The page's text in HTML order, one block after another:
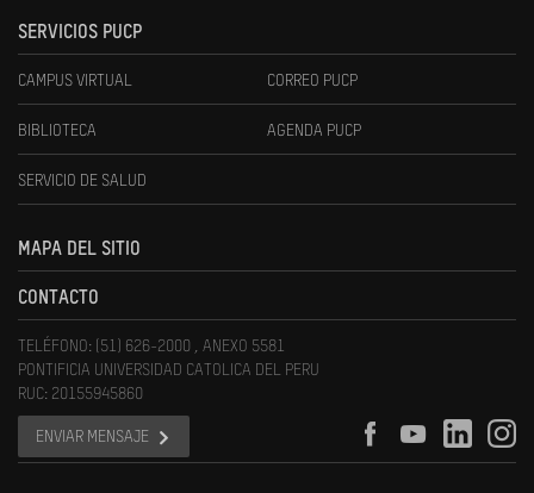
SERVICIOS PUCP
CAMPUS VIRTUAL CORREO PUCP
BIBLIOTECA AGENDA PUCP
SERVICIO DE SALUD
MAPA DEL SITIO
CONTACTO
TELÉFONO: (51) 626-2000 , ANEXO 5581
PONTIFICIA UNIVERSIDAD CATOLICA DEL PERU
RUC: 20155945860
ENVIAR MENSAJE